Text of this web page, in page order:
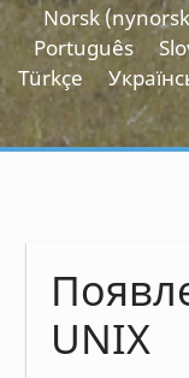
Norsk
Português
Türkçe
UNIX